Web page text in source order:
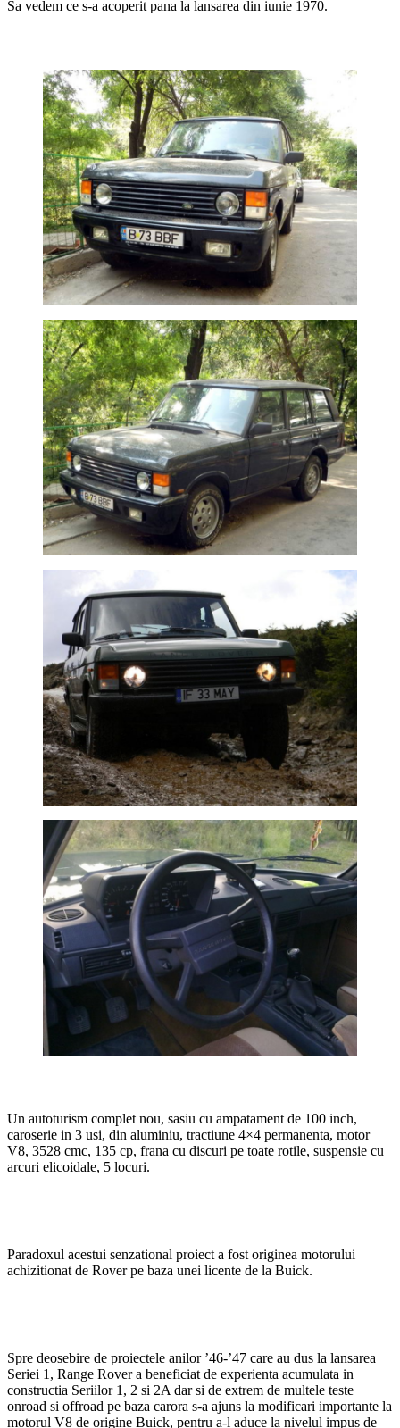
Sa vedem ce s-a acoperit pana la lansarea din iunie 1970.
Un autoturism complet nou, sasiu cu ampatament de 100 inch,
caroserie in 3 usi, din aluminiu, tractiune 4×4 permanenta, motor
V8, 3528 cmc, 135 cp, frana cu discuri pe toate rotile, suspensie cu
arcuri elicoidale, 5 locuri.
Paradoxul acestui senzational proiect a fost originea motorului
achizitionat de Rover pe baza unei licente de la Buick.
Spre deosebire de proiectele anilor ’46-’47 care au dus la lansarea
Seriei 1, Range Rover a beneficiat de experienta acumulata in
constructia Seriilor 1, 2 si 2A dar si de extrem de multele teste
onroad si offroad pe baza carora s-a ajuns la modificari importante la
motorul V8 de origine Buick, pentru a-l aduce la nivelul impus de